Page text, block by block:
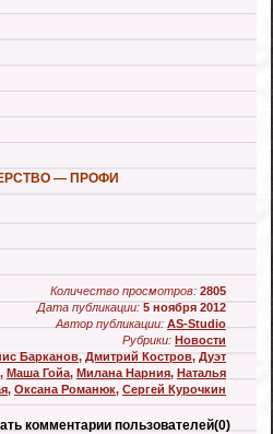
— ПРОФИ
Количество просмотров: 2805
Дата публикации: 5 ноября 2012
Автор публикации: AS-Studio
Рубрики: Новости
Барканов, Дмитрий Костров, Дуэт
, Маша Гойа, Милана Нарния, Наталья
, Оксана Романюк, Сергей Курочкин
комментарии пользователей(0)